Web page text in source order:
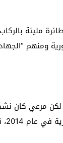
مليئة
ومنهم
لكن مرعي كان
الوصول إلى